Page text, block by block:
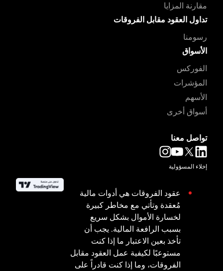
مقارنة المزايا
تداول العقود مقابل الفروقات
رسومنا
الأسواق
الفوركس
المؤشرات
الأسهم
أسواق أخرى
تواصل معنا
إخلاء المسؤولية
عقود الفروقات هي أدوات مالية
مُعقدة وتأتي مع مخاطر كبيرة
لخسارة الأموال بشكل سريع
بسبب الرافعة المالية. يجب أن
تأخذ بعين الاعتبار ما إذا كنت
مستوعبًا لكيفية عمل العقود مقابل
الفروقات، وما إذا كنت قادراً على